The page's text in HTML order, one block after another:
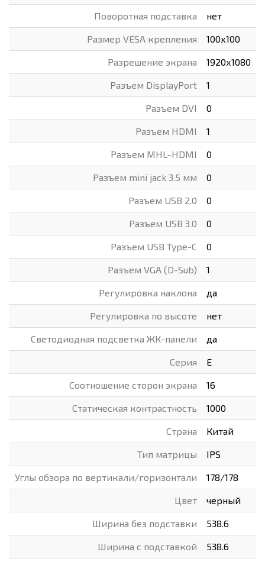
Поворотная подставка нет
Размер VESA крепления 100х100
Разрешение экрана 1920х1080
Разъем DisplayPort 1
Разъем DVI 0
Разъем HDMI 1
Разъем MHL-HDMI 0
Разъем mini jack 3.5 мм 0
Разъем USB 2.0 0
Разъем USB 3.0 0
Разъем USB Type-C 0
Разъем VGA (D-Sub) 1
Регулировка наклона да
Регулировка по высоте нет
Светодиодная подсветка ЖК-панели да
Серия E
Соотношение сторон экрана 16
Статическая контрастность 1000
Страна Китай
Тип матрицы IPS
Углы обзора по вертикали/горизонтали 178/178
Цвет черный
Ширина без подставки 538.6
Ширина с подставкой 538.6